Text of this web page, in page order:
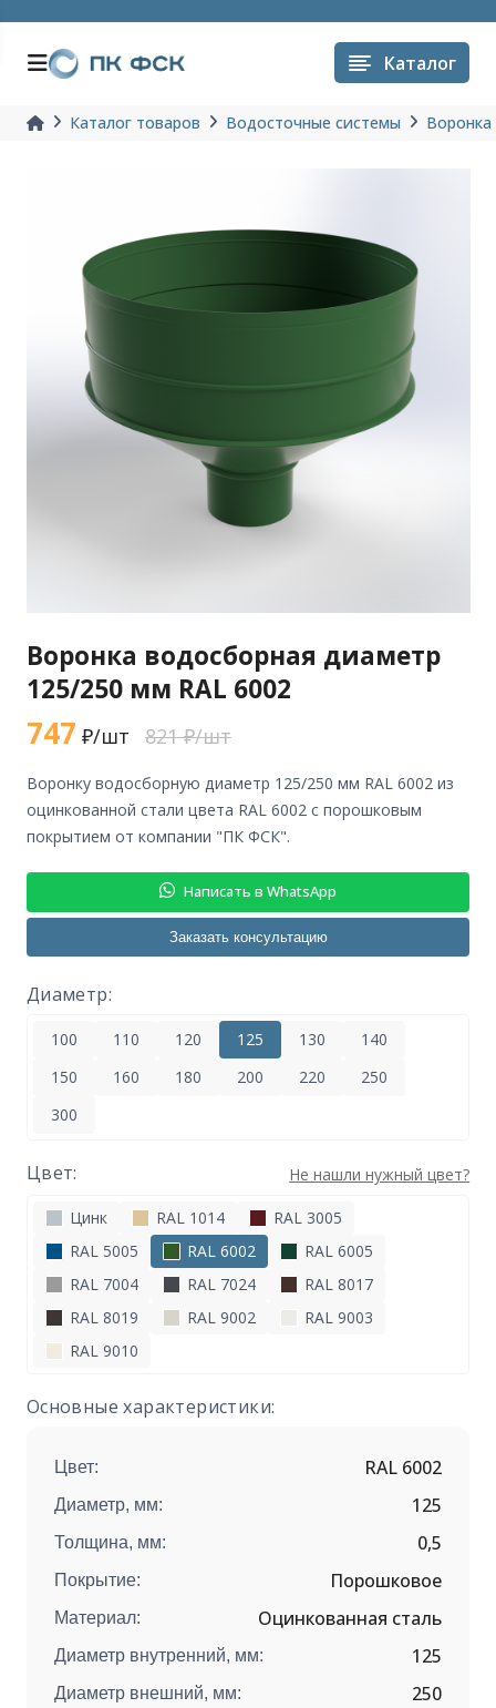
Каталог
Каталог товаров Водосточные системы
Воронка водосборная диаметр
125/250 мм RAL 6002
747 ₽/шт 821 ₽/шт
воронку водосборную диаметр 125/250 мм RAL 6002 из
оцинкованной стали цвета RAL 6002 с порошковым
покрытием от компании "ПК ФСК".
Написать в WhatsApp
Заказать консультацию
Диаметр:
100 110 120 125 130
140
150
160 180 200 220
250
300
Цвет: Не нашли нужный цвет?
Цинк RAL 1014
RAL 3005
RAL 5005
RAL 6002
RAL 6005
RAL 7004
RAL 7024
RAL 8017
RAL 8019
RAL 9002
RAL 9003
RAL 9010
Основные характеристики:
Цвет: RAL 6002
Диаметр, мм: 125
Толщина, мм: 0,5
Покрытие: Порошковое
Материал: Оцинкованная сталь
Диаметр внутренний, мм: 125
Диаметр внешний, мм: 250